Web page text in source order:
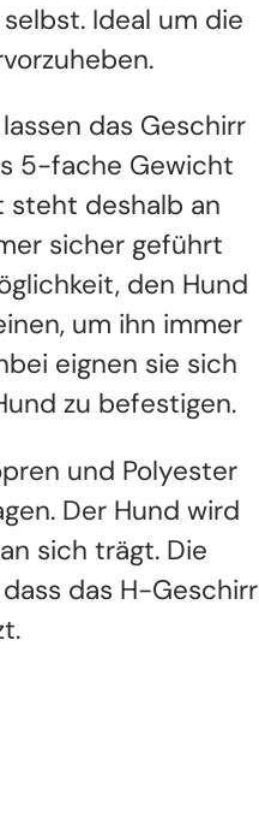
Ideal um die
das Geschirr
5-fache Gewicht
steht deshalb an
sicher geführt
den Hund
um ihn immer
eignen sie sich
zu befestigen.
und Polyester
Der Hund wird
sich trägt. Die
das H-Geschirr